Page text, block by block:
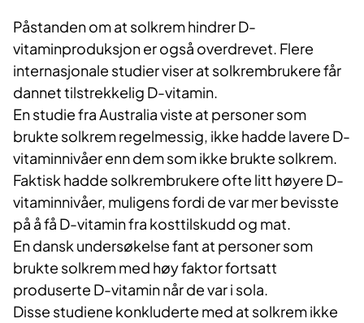
Påstanden om at solkrem hindrer D-
vitaminproduksjon er også overdrevet. Flere
internasjonale studier viser at solkrembrukere får
dannet tilstrekkelig D-vitamin.
En studie fra Australia viste at personer som
brukte solkrem regelmessig, ikke hadde lavere D-
vitaminnivåer enn dem som ikke brukte solkrem.
Faktisk hadde solkrembrukere ofte litt høyere D-
vitaminnivåer, muligens fordi de var mer bevisste
på å få D-vitamin fra kosttilskudd og mat.
En dansk undersøkelse fant at personer som
brukte solkrem med høy faktor fortsatt
produserte D-vitamin når de var i sola.
Disse studiene konkluderte med at solkrem ikke